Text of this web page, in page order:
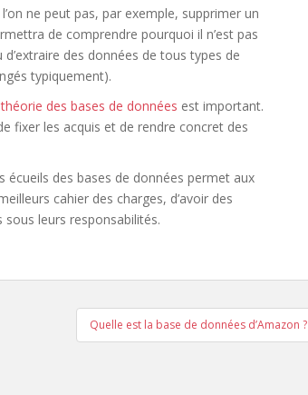
ne peut pas, par exemple, supprimer un
de comprendre pourquoi il n’est pas
des données de tous types de
typiquement).
théorie des bases de données est important.
fixer les acquis et de rendre concret des
écueils des bases de données permet aux
cahier des charges, d’avoir des
leurs responsabilités.
Quelle est la base de données d’Amazon ?